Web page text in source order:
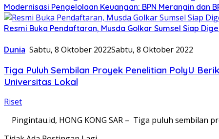
Modernisasi Pengelolaan Keuangan: BPN Merangin dan
Resmi Buka Pendaftaran, Musda Golkar Sumsel Siap
Dunia Sabtu, 8 Oktober 2022Sabtu, 8 Oktober 2022
Tiga Puluh Sembilan Proyek Penelitian PolyU
Universitas Lokal
Riset
Pingintau.id, HONG KONG SAR – Tiga puluh sembilan